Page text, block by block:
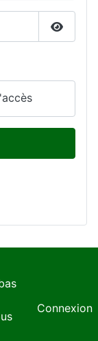
Connexion